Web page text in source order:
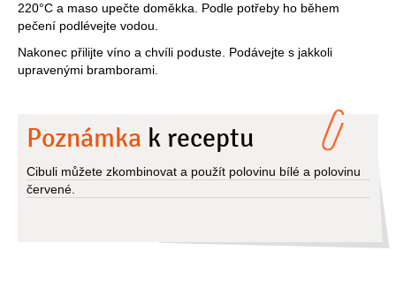
220°C a maso upečte doměkka. Podle potřeby ho během
pečení podlévejte vodou.
Nakonec přilijte víno a chvíli poduste. Podávejte s jakkoli
upravenými bramborami.
Poznámka k receptu
Cibuli můžete zkombinovat a použít polovinu bílé a polovinu
červené.